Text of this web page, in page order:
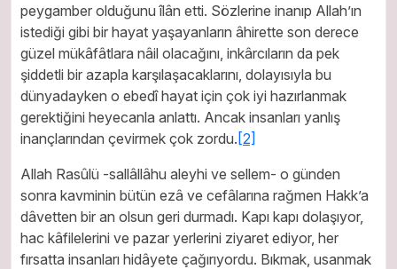
peygamber olduğunu îlân etti. Sözlerine inanıp Allah’ın
istediği gibi bir hayat yaşayanların âhirette son derece
güzel mükâfâtlara nâil olacağını, inkârcıların da pek
şiddetli bir azapla karşılaşacaklarını, dolayısıyla bu
dünyadayken o ebedî hayat için çok iyi hazırlanmak
gerektiğini heyecanla anlattı. Ancak insanları yanlış
inançlarından çevirmek çok zordu. [2]
Allah Rasûlü -sallâllâhu aleyhi ve sellem- o günden
sonra kavminin bütün ezâ ve cefâlarına rağmen Hakk’a
dâvetten bir an olsun geri durmadı. Kapı kapı dolaşıyor,
hac kâfilelerini ve pazar yerlerini ziyaret ediyor, her
fırsatta insanları hidâyete çağırıyordu. Bıkmak, usanmak